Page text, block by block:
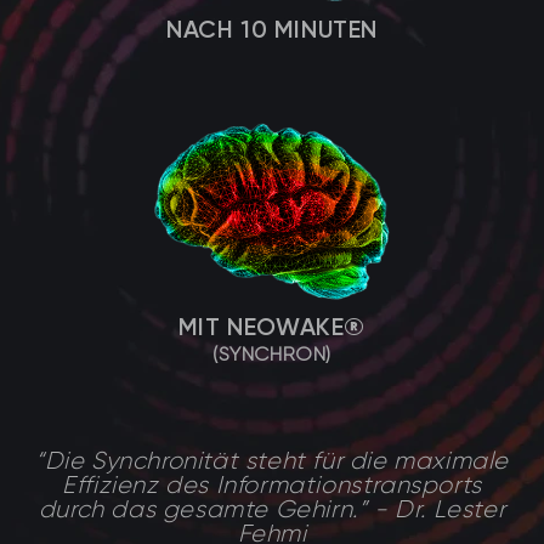
NACH 10 MINUTEN
MIT NEOWAKE®
(SYNCHRON)
“Die Synchronität steht für die maximale
Effizienz des Informationstransports
durch das gesamte Gehirn.” - Dr. Lester
Fehmi